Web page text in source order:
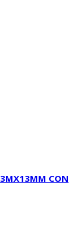
CON